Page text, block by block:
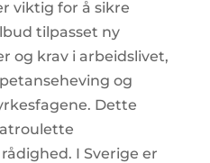
viktig for å sikre
tilpasset ny
og krav i arbeidslivet,
og
Dette
I Sverige er